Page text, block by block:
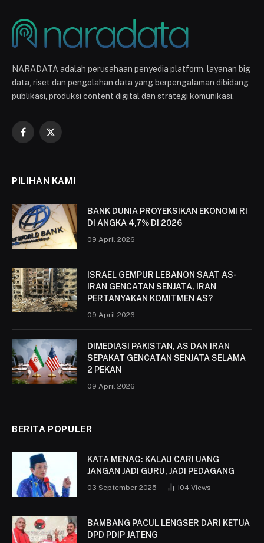
NARADATA adalah perusahaan penyedia platform, layanan big
data, riset dan pengolahan data yang berpengalaman dibidang
publikasi, produksi content digital dan strategi komunikasi.
Facebook
X
PILIHAN KAMI
BANK DUNIA PROYEKSIKAN EKONOMI RI
DI ANGKA 4,7% DI 2026
09 April 2026
ISRAEL GEMPUR LEBANON SAAT AS-
IRAN GENCATAN SENJATA, IRAN
PERTANYAKAN KOMITMEN AS?
09 April 2026
DIMEDIASI PAKISTAN, AS DAN IRAN
SEPAKAT GENCATAN SENJATA SELAMA
2 PEKAN
09 April 2026
BERITA POPULER
KATA MENAG: KALAU CARI UANG
JANGAN JADI GURU, JADI PEDAGANG
03 September 2025 104 Views
BAMBANG PACUL LENGSER DARI KETUA
DPD PDIP JATENG